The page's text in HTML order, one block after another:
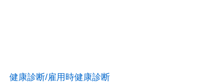
健康診断/雇用時健康診断